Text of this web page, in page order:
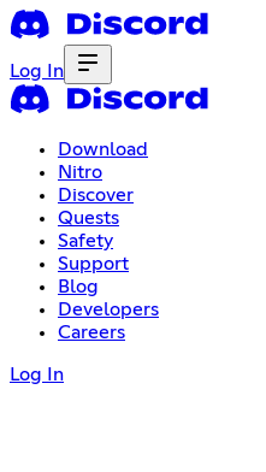
Log In
Download
Nitro
Discover
Quests
Safety
Support
Blog
Developers
Careers
Log In